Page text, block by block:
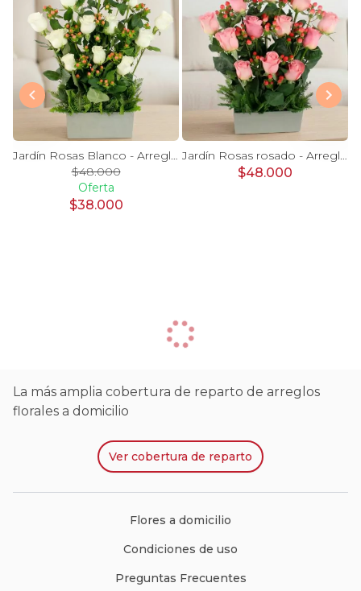
Jardín Rosas Blanco - Arreglo 12 rosas blanco e hypericum
$48.000
Oferta
$38.000
Jardín Rosas rosado - Arreglo 12 rosas rosadas e hypericum
$48.000
La más amplia cobertura de reparto de arreglos
florales a domicilio
Ver cobertura de reparto
Flores a domicilio
Condiciones de uso
Preguntas Frecuentes